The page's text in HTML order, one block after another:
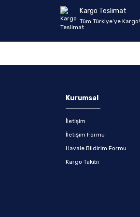
Kargo Teslimat
Tüm Türkiye’ye Kargo!
Kurumsal
İletişim
İletişim Formu
Havale Bildirim Formu
Kargo Takibi